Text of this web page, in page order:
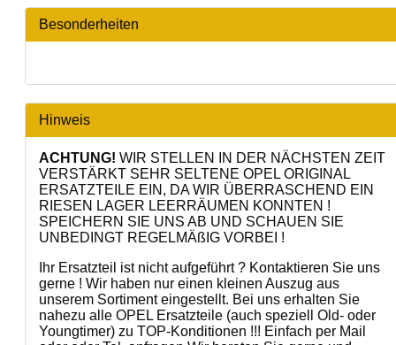
Besonderheiten
Hinweis
ACHTUNG! WIR STELLEN IN DER NÄCHSTEN ZEIT
VERSTÄRKT SEHR SELTENE OPEL ORIGINAL
ERSATZTEILE EIN, DA WIR ÜBERRASCHEND EIN
RIESEN LAGER LEERRÄUMEN KONNTEN !
SPEICHERN SIE UNS AB UND SCHAUEN SIE
UNBEDINGT REGELMÄßIG VORBEI !
Ihr Ersatzteil ist nicht aufgeführt ? Kontaktieren Sie uns
gerne ! Wir haben nur einen kleinen Auszug aus
unserem Sortiment eingestellt. Bei uns erhalten Sie
nahezu alle OPEL Ersatzteile (auch speziell Old- oder
Youngtimer) zu TOP-Konditionen !!! Einfach per Mail